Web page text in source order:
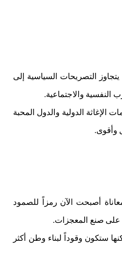
التصريحات السياسية إلى
النفسية والاجتماعية.
الإغاثة الدولية والدول المحبة
وأقوى.
أصبحت الآن رمزاً للصمود
على صنع المعجزات.
ستكون وقوداً لبناء وطن أكثر